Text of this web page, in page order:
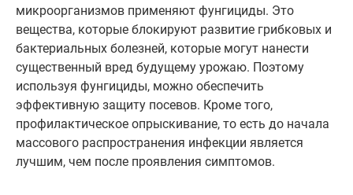
микроорганизмов применяют фунгициды. Это
вещества, которые блокируют развитие грибковых и
бактериальных болезней, которые могут нанести
существенный вред будущему урожаю. Поэтому
используя фунгициды, можно обеспечить
эффективную защиту посевов. Кроме того,
профилактическое опрыскивание, то есть до начала
массового распространения инфекции является
лучшим, чем после проявления симптомов.